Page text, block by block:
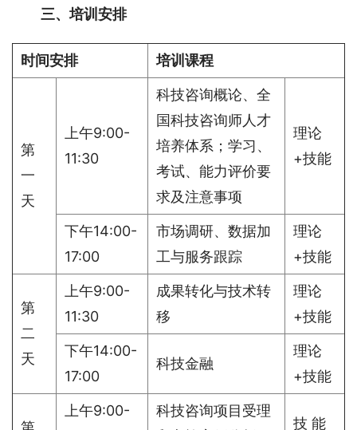
三、培训安排
时间安排 培训课程
第
一
天
上午9:00-
11:30
科技咨询概论、全
国科技咨询师人才
培养体系；学习、
考试、能力评价要
求及注意事项
理论
+技能
下午14:00-
17:00
市场调研、数据加
工与服务跟踪
理论
+技能
第
二
天
上午9:00-
11:30
成果转化与技术转
移
理论
+技能
下午14:00-
17:00
科技金融
理论
+技能
上午9:00-
科技咨询项目受理
技 能